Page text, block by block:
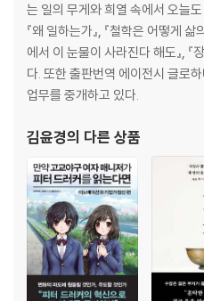
는 일의 무게와 희열 속에서 오늘
『왜 일하는가』, 『철학은 어떻게
에서 이 눈물이 사라진다 해도』, 『
다. 또한 출판번역 에이전시 글로
업무를 중개하고 있다.
김윤경의 다른 상품